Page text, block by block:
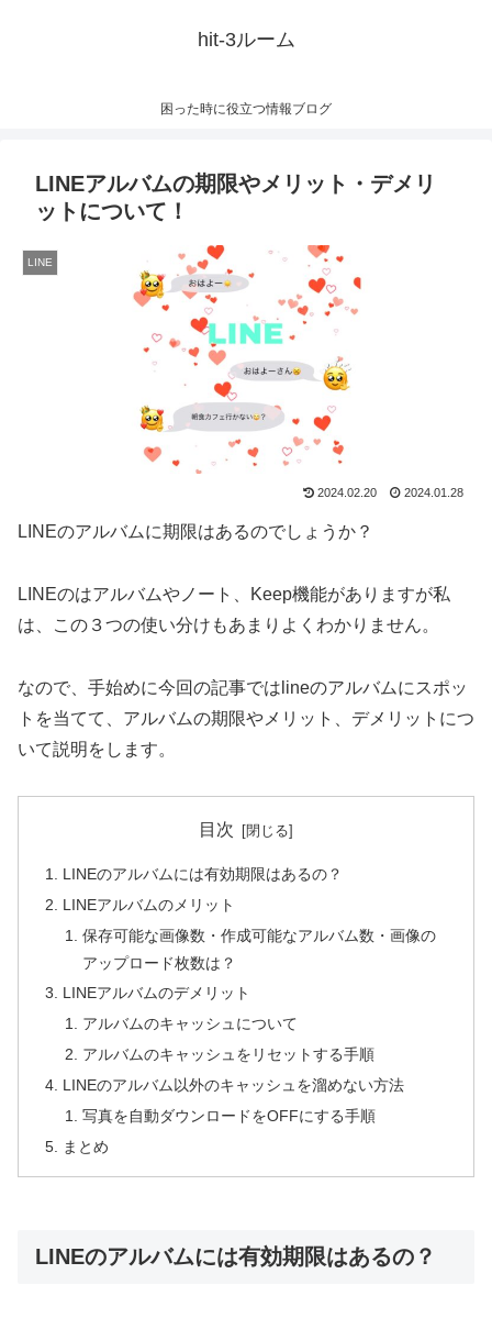
hit-3ルーム
困った時に役立つ情報ブログ
LINEアルバムの期限やメリット・デメリ
ットについて！
LINE
2024.02.20 2024.01.28
LINEのアルバムに期限はあるのでしょうか？
LINEのはアルバムやノート、Keep機能がありますが私
は、この３つの使い分けもあまりよくわかりません。
なので、手始めに今回の記事ではlineのアルバムにスポッ
トを当てて、アルバムの期限やメリット、デメリットにつ
いて説明をします。
目次
LINEのアルバムには有効期限はあるの？
LINEアルバムのメリット
保存可能な画像数・作成可能なアルバム数・画像の
アップロード枚数は？
LINEアルバムのデメリット
アルバムのキャッシュについて
アルバムのキャッシュをリセットする手順
LINEのアルバム以外のキャッシュを溜めない方法
写真を自動ダウンロードをOFFにする手順
まとめ
LINEのアルバムには有効期限はあるの？